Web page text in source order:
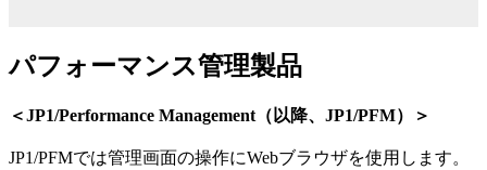
パフォーマンス管理製品
＜JP1/Performance Management（以降、JP1/PFM）＞
JP1/PFMでは管理画面の操作にWebブラウザを使用します。